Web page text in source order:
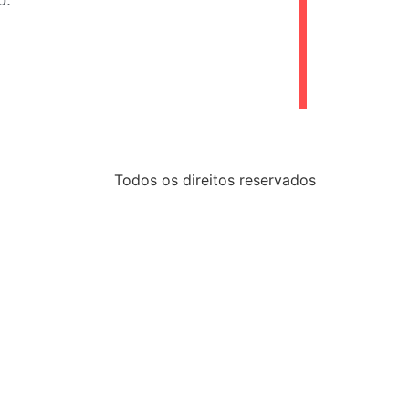
Todos os direitos reservados